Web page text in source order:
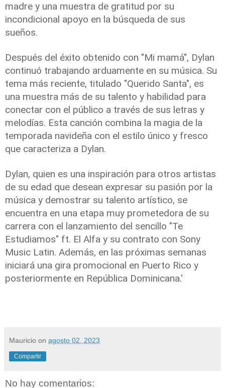
madre y una muestra de gratitud por su
incondicional apoyo en la búsqueda de sus
sueños.
Después del éxito obtenido con "Mi mamá", Dylan
continuó trabajando arduamente en su música. Su
tema más reciente, titulado "Querido Santa", es
una muestra más de su talento y habilidad para
conectar con el público a través de sus letras y
melodías. Esta canción combina la magia de la
temporada navideña con el estilo único y fresco
que caracteriza a Dylan.
Dylan, quien es una inspiración para otros artistas
de su edad que desean expresar su pasión por la
música y demostrar su talento artístico, se
encuentra en una etapa muy prometedora de su
carrera con el lanzamiento del sencillo "Te
Estudiamos" ft. El Alfa y su contrato con Sony
Music Latin. Además, en las próximas semanas
iniciará una gira promocional en Puerto Rico y
posteriormente en República Dominicana.'
Mauricio on agosto 02, 2023
Compartir
No hay comentarios: